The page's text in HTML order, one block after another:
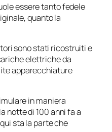
essere tanto fedele
quanto la
sono stati ricostruiti e
elettriche da
apparecchiature
in maniera
notte di 100 anni fa a
sta la parte che